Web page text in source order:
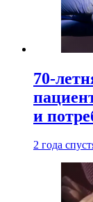
70-
и
2 года